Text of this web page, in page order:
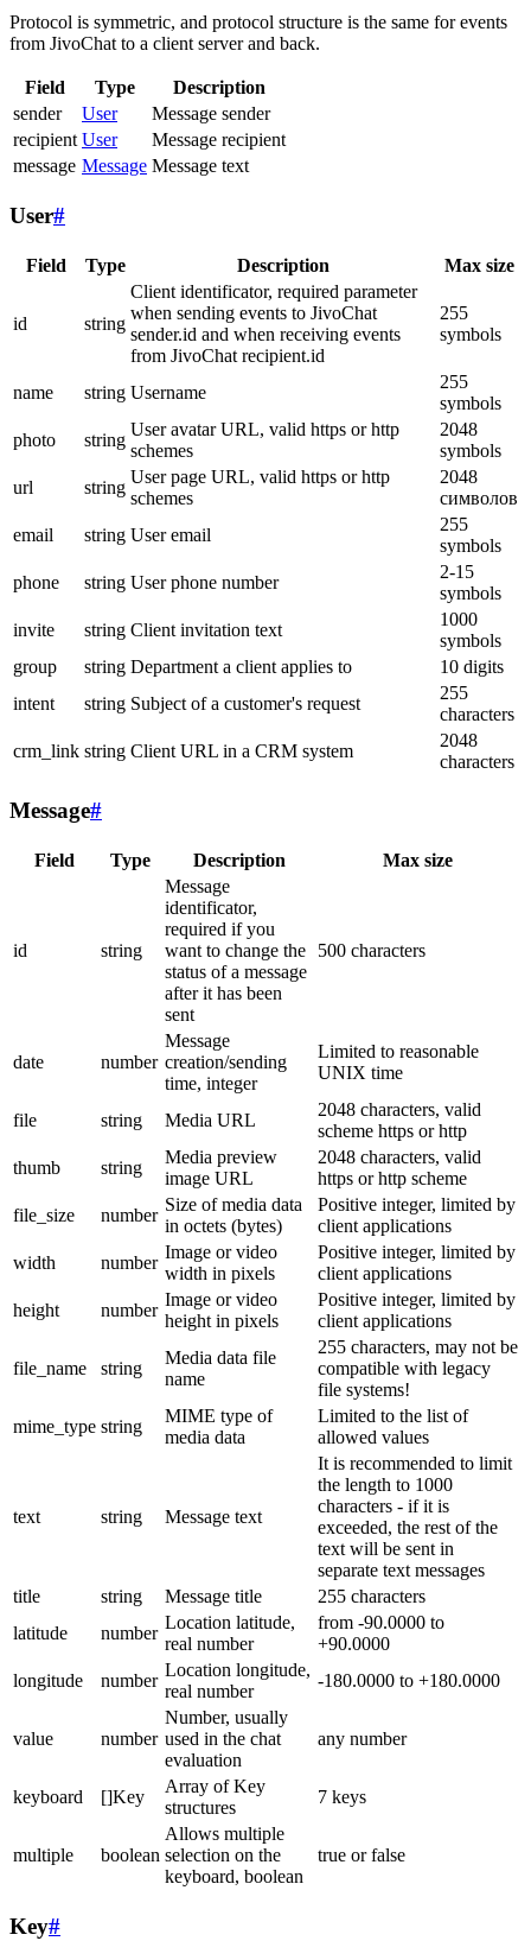
Protocol is symmetric, and protocol structure is the same for events
from JivoChat to a client server and back.
Field Type
Description
sender
User
Message sender
recipient User
Message recipient
message Message Message text
User#
Field Type Description Max size
id string
Client identificator, required parameter
when sending events to JivoChat
sender.id and when receiving events
from JivoChat recipient.id
255
symbols
name string Username
255
symbols
photo
string
User avatar URL, valid https or http
schemes
2048
symbols
url
string
User page URL, valid https or http
schemes
2048
символов
email
string User email
255
symbols
phone
string User phone number
2-15
symbols
invite
string Client invitation text
1000
symbols
group
string Department a client applies to
10 digits
intent
string Subject of a customer's request
255
characters
crm_link string Client URL in a CRM system
2048
characters
Message#
Field Type Description Max size
id string
Message
identificator,
required if you
want to change the
status of a message
after it has been
sent
500 characters
date number
Message
creation/sending
time, integer
Limited to reasonable
UNIX time
file string Media URL
2048 characters, valid
scheme https or http
thumb
string
Media preview
image URL
2048 characters, valid
https or http scheme
file_size
number
Size of media data
in octets (bytes)
Positive integer, limited by
client applications
width
number
Image or video
width in pixels
Positive integer, limited by
client applications
height
number
Image or video
height in pixels
Positive integer, limited by
client applications
file_name string
Media data file
name
255 characters, may not be
compatible with legacy
file systems!
mime_type string
MIME type of
media data
Limited to the list of
allowed values
text string Message text
It is recommended to limit
the length to 1000
characters - if it is
exceeded, the rest of the
text will be sent in
separate text messages
title
string Message title
255 characters
latitude
number
Location latitude,
real number
from -90.0000 to
+90.0000
longitude
number
Location longitude,
real number
-180.0000 to +180.0000
value number
Number, usually
used in the chat
evaluation
any number
keyboard []Key
Array of Key
structures
7 keys
multiple boolean
Allows multiple
selection on the
keyboard, boolean
true or false
Key#